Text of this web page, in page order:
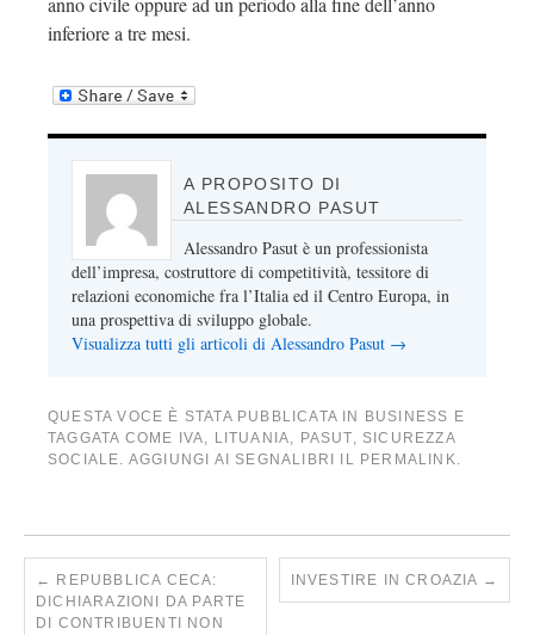
inferiore a tre mesi.
A PROPOSITO DI
ALESSANDRO PASUT
Alessandro Pasut è un professionista
dell’impresa, costruttore di competitività, tessitore di
relazioni economiche fra l’Italia ed il Centro Europa, in
una prospettiva di sviluppo globale.
Visualizza tutti gli articoli di Alessandro Pasut →
QUESTA VOCE È STATA PUBBLICATA IN BUSINESS E
TAGGATA COME
IVA, LITUANIA, PASUT, SICUREZZA
SOCIALE. AGGIUNGI AI SEGNALIBRI IL PERMALINK.
←
REPUBBLICA CECA:
DICHIARAZIONI DA PARTE
DI CONTRIBUENTI NON
INVESTIRE IN CROAZIA →